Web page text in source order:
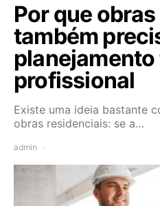
Por que
também
profissional
Existe uma ideia bastante
obras residenciais: se a…
admin